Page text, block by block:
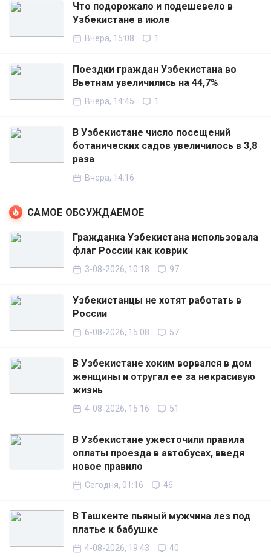
Что подорожало и подешевело в
Узбекистане в июле
Вчера, 15:08 1
Поездки граждан Узбекистана во
Вьетнам увеличились на 44,7%
Вчера, 14:45 1
В Узбекистане число посещений
ботанических садов увеличилось в 3,8
раза
Вчера, 14:16
САМОЕ ОБСУЖДАЕМОЕ
Гражданка Узбекистана использовала
флаг России как коврик
3-08-2026, 10:18 97
Узбекистанцы не хотят работать в
России
6-08-2026, 15:08 57
В Узбекистане хоким ворвался в дом
женщины и отругал ее за некрасивую
жизнь
4-08-2026, 15:16 51
В Узбекистане ужесточили правила
оплаты проезда в автобусах, введя
новое правило
Сегодня, 01:16 46
В Ташкенте пьяный мужчина лез под
платье к бабушке
4-08-2026, 19:43 40